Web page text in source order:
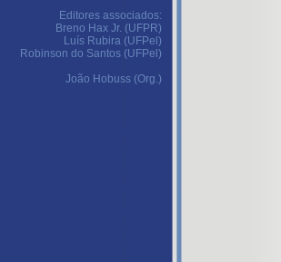
Editores associados:
Breno Hax Jr. (UFPR)
Luís Rubira (UFPel)
Robinson do Santos (UFPel)
João Hobuss (Org.)